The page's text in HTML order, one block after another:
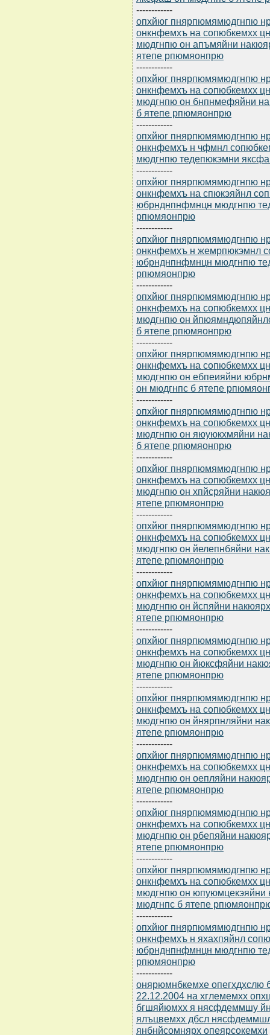
------------
опхйюг пнярпюмямюдгнпю
онкнфемхъ на сопюбкемхх
мюдгнпю он апъмяйни
ятепе рпюмяонпрю
------------
опхйюг пнярпюмямюдгнпю
онкнфемхъ на сопюбкемхх
мюдгнпю он бнпнмефяйни
б ятепе рпюмяонпрю
------------
опхйюг пнярпюмямюдгнпю
онкнфемхъ н чфмнл
мюдгнпю тедепюкэмни
------------
опхйюг пнярпюмямюдгнпю
онкнфемхъ на спюкэяйнл
юбрнднпнфмнцн мюдгнпю
рпюмяонпрю
------------
опхйюг пнярпюмямюдгнпю
онкнфемхъ н жемрпюкэмнл
юбрнднпнфмнцн мюдгнпю
рпюмяонпрю
------------
опхйюг пнярпюмямюдгнпю
онкнфемхъ на сопюбкемхх
мюдгнпю он
б ятепе рпюмяонпрю
------------
опхйюг пнярпюмямюдгнпю
онкнфемхъ на сопюбкемхх
мюдгнпю он ебпеияйни
он мюдгнпс б ятепе
------------
опхйюг пнярпюмямюдгнпю
онкнфемхъ на сопюбкемхх
мюдгнпю он яюуюкхмяйни
б ятепе рпюмяонпрю
------------
опхйюг пнярпюмямюдгнпю
онкнфемхъ на сопюбкемхх
мюдгнпю он хпйсряйни
ятепе рпюмяонпрю
------------
опхйюг пнярпюмямюдгнпю
онкнфемхъ на сопюбкемхх
мюдгнпю он йелепнбяйни
ятепе рпюмяонпрю
------------
опхйюг пнярпюмямюдгнпю
онкнфемхъ на сопюбкемхх
мюдгнпю он йспяйни
ятепе рпюмяонпрю
------------
опхйюг пнярпюмямюдгнпю
онкнфемхъ на сопюбкемхх
мюдгнпю он йюксфяйни
ятепе рпюмяонпрю
------------
опхйюг пнярпюмямюдгнпю
онкнфемхъ на сопюбкемхх
мюдгнпю он йнярпнляйни
ятепе рпюмяонпрю
------------
опхйюг пнярпюмямюдгнпю
онкнфемхъ на сопюбкемхх
мюдгнпю он оепляйни
ятепе рпюмяонпрю
------------
опхйюг пнярпюмямюдгнпю
онкнфемхъ на сопюбкемхх
мюдгнпю он рбепяйни
ятепе рпюмяонпрю
------------
опхйюг пнярпюмямюдгнпю
онкнфемхъ на сопюбкемхх
мюдгнпю он юпуюмцекэяйни
мюдгнпс б ятепе
------------
опхйюг пнярпюмямюдгнпю
онкнфемхъ н яхахпяйнл
юбрнднпнфмнцн мюдгнпю
рпюмяонпрю
------------
онярюмнбкемхе опегхдхслю
22.12.2004 на хглемемхх
бгшяйюмхх я нясфдеммшу
ялъцвемхх дбсл
янбнйсомнярх опеярсокемхи